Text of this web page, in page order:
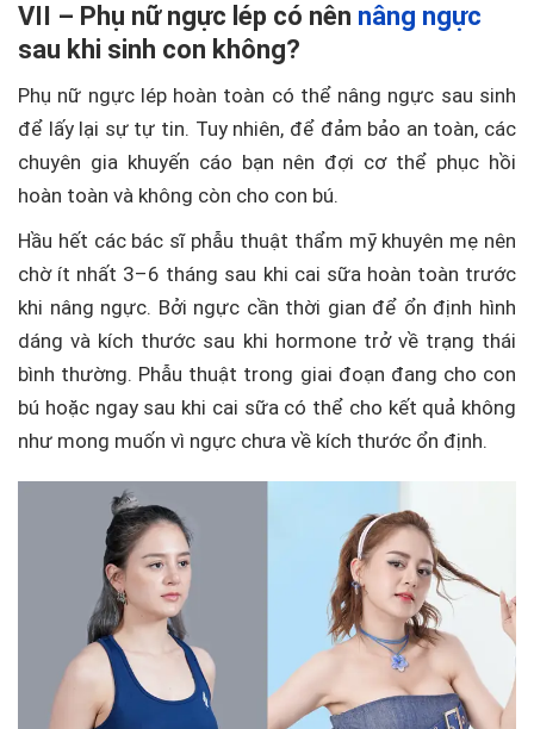
VII – Phụ nữ ngực lép có nên nâng ngực
sau khi sinh con không?
Phụ nữ ngực lép hoàn toàn có thể nâng ngực sau sinh
để lấy lại sự tự tin. Tuy nhiên, để đảm bảo an toàn, các
chuyên gia khuyến cáo bạn nên đợi cơ thể phục hồi
hoàn toàn và không còn cho con bú.
Hầu hết các bác sĩ phẫu thuật thẩm mỹ khuyên mẹ nên
chờ ít nhất 3–6 tháng sau khi cai sữa hoàn toàn trước
khi nâng ngực. Bởi ngực cần thời gian để ổn định hình
dáng và kích thước sau khi hormone trở về trạng thái
bình thường. Phẫu thuật trong giai đoạn đang cho con
bú hoặc ngay sau khi cai sữa có thể cho kết quả không
như mong muốn vì ngực chưa về kích thước ổn định.